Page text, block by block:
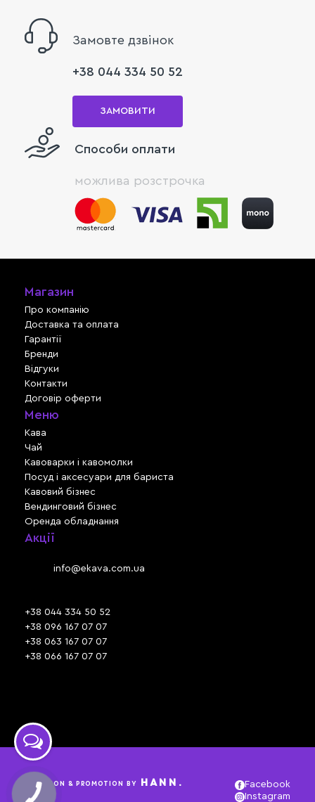
Замовте дзвінок
+38 044 334 50 52
ЗАМОВИТИ
Способи оплати
можлива розстрочка
Магазин
Про компанію
Доставка та оплата
Гарантії
Бренди
Відгуки
Контакти
Договір оферти
Меню
Кава
Чай
Кавоварки і кавомолки
Посуд і аксесуари для бариста
Кавовий бізнес
Вендинговий бізнес
Оренда обладнання
Акції
info@ekava.com.ua
+38 044 334 50 52
+38 096 167 07 07
+38 063 167 07 07
+38 066 167 07 07
CREATION & PROMOTION BY HANN.
Facebook
Instagram